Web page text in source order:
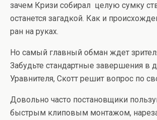
зачем Кризи собирал целую сумку
останется загадкой. Как и
ран на руках.
Но самый главный обман ждет
Забудьте стандартные завершения в
Уравнителя, Скотт решит вопрос по
Довольно часто постановщики
быстрым клиповым монтажом,